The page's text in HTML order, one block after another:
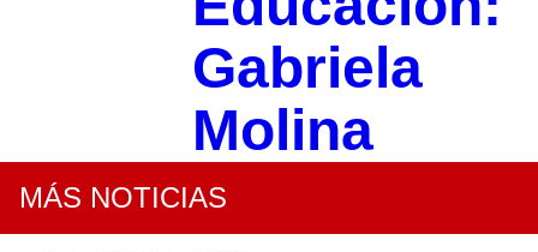
Gabriela
Molina
MÁS NOTICIAS